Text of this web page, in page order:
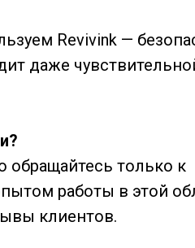
Revivink —
даже
обращайтесь только к
работы в этой
клиентов.